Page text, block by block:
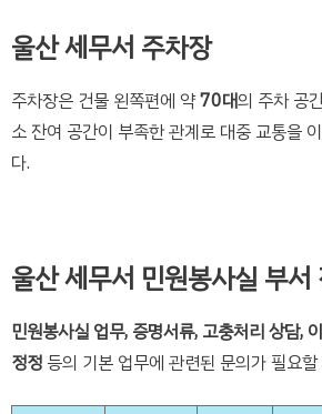
울산 세무서 주차장
주차장은 건물 왼쪽편에 약70대의 주차 공
소 잔여 공간이 부족한 관계로 대중 교통을
다.
울산 세무서 민원봉사실 부서
민원봉사실 업무, 증명서류, 고충처리 상담,
정정 등의 기본 업무에 관련된 문의가 필요